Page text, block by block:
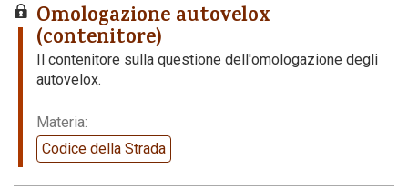
Omologazione autovelox
(contenitore)
Il contenitore sulla questione dell'omologazione degli
autovelox.
Materia:
Codice della Strada